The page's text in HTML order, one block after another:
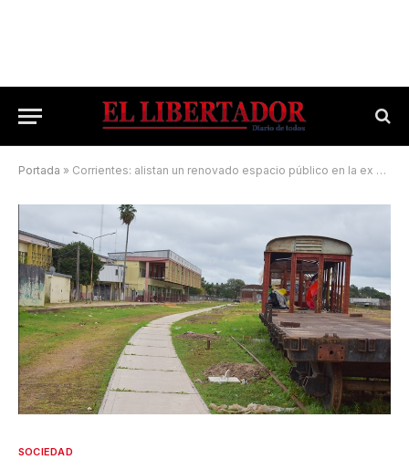
Portada » Corrientes: alistan un renovado espacio público en la ex Terminal Ferroviaria
SOCIEDAD